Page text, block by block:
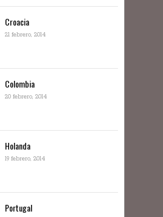
Croacia
21 febrero, 2014
Colombia
20 febrero, 2014
Holanda
19 febrero, 2014
Portugal